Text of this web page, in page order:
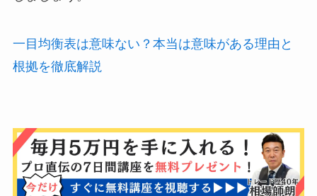
一目均衡表は意味ない？本当は意味がある理由と
根拠を徹底解説